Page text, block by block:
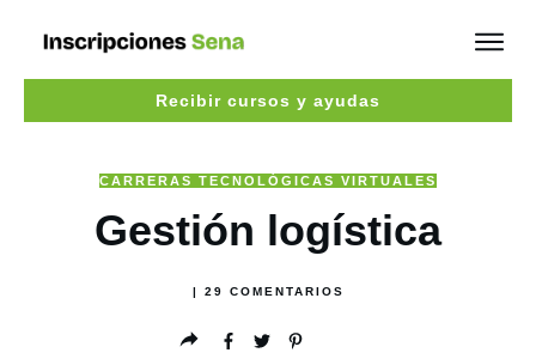
Recibir cursos y ayudas
CARRERAS TECNOLÓGICAS VIRTUALES
Gestión logística
29 COMENTARIOS